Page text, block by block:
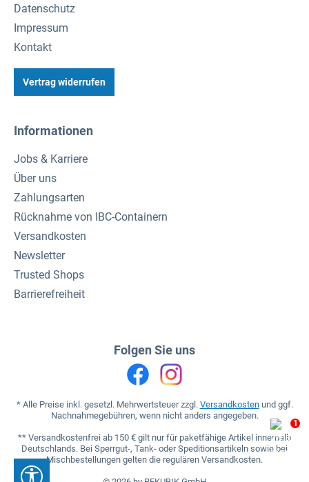
Datenschutz
Impressum
Kontakt
Vertrag widerrufen
Informationen
Jobs & Karriere
Über uns
Zahlungsarten
Rücknahme von IBC-Containern
Versandkosten
Newsletter
Trusted Shops
Barrierefreiheit
Folgen Sie uns
* Alle Preise inkl. gesetzl. Mehrwertsteuer zzgl. Versandkostenund ggf.
Nachnahmegebühren, wenn nicht anders angegeben.
** Versandkostenfrei ab 150 € gilt nur für paketfähige Artikel innerhalb
Deutschlands. Bei Sperrgut-, Tank- oder Speditionsartikeln sowie bei
Mischbestellungen gelten die regulären Versandkosten.
Werkzeugleiste anzeigen
1